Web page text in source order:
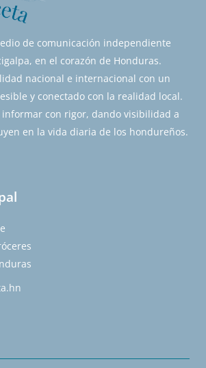
de comunicación independiente
en el corazón de Honduras.
nacional e internacional con un
y conectado con la realidad local.
con rigor, dando visibilidad a
en la vida diaria de los hondureños.